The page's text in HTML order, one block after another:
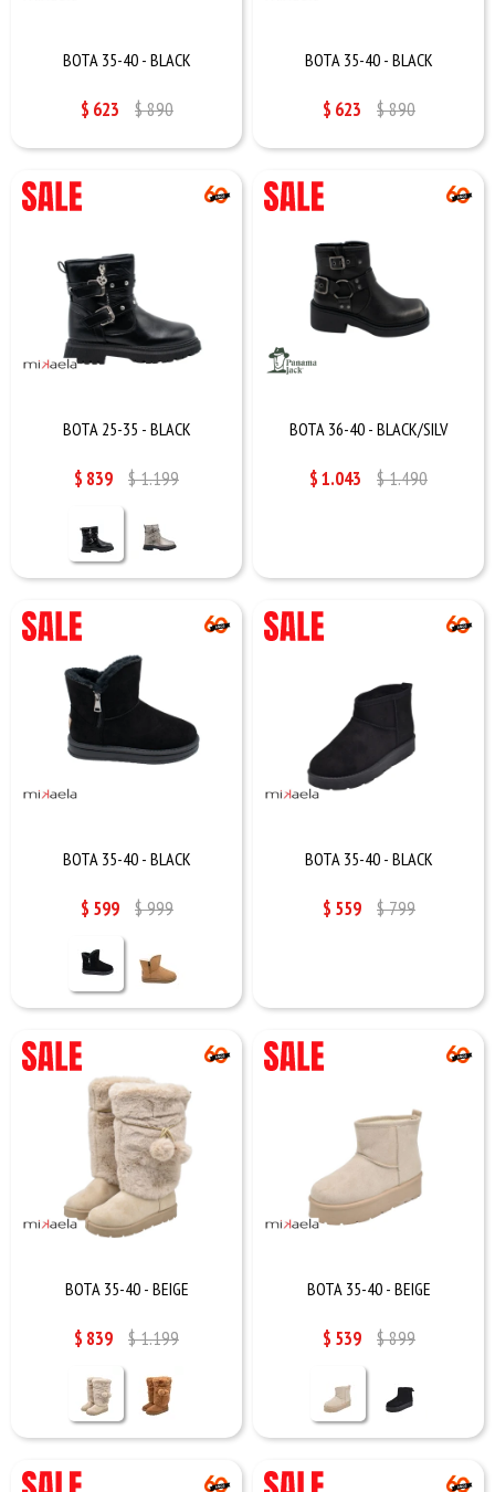
BOTA 35-40 - BLACK
$ 623 $890
BOTA 35-40 - BLACK
$ 623 $890
BOTA 25-35 - BLACK
$ 839 $1.199
BOTA 36-40 - BLACK/SILV
$1.043 $1.490
BOTA 35-40 - BLACK
$ 599 $999
BOTA 35-40 - BLACK
$ 559 $799
BOTA 35-40 - BEIGE
$ 839 $1.199
BOTA 35-40 - BEIGE
$ 539 $899